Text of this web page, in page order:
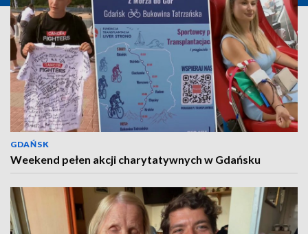
GDAŃSK
Weekend pełen akcji charytatywnych w Gdańsku